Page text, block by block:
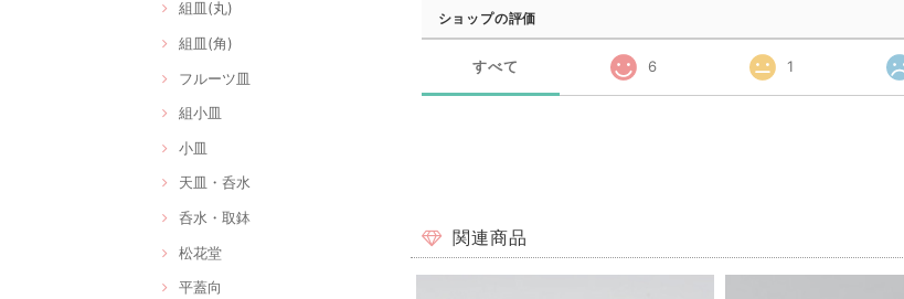
組皿(丸)
組皿(角)
フルーツ皿
組小皿
小皿
天皿・呑水
呑水・取鉢
松花堂
平蓋向
ショップの評価
すべて 6 1
関連商品